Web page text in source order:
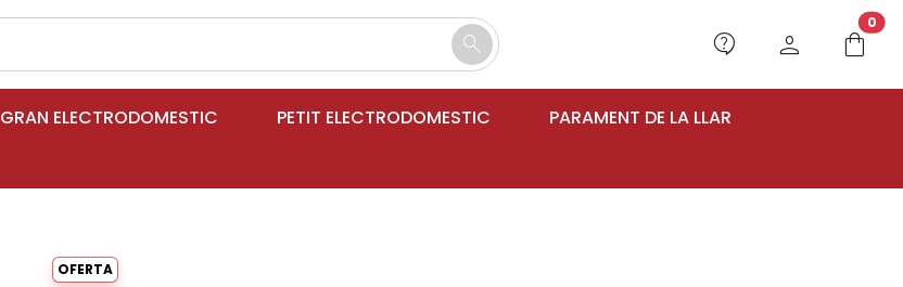
search contact_support person shopping_bag
0
GRAN ELECTRODOMESTIC PETIT ELECTRODOMESTIC
PARAMENT DE LA LLAR
OFERTA